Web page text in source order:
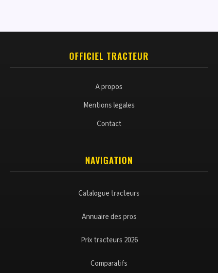
OFFICIEL TRACTEUR
A propos
Mentions legales
Contact
NAVIGATION
Catalogue tracteurs
Annuaire des pros
Prix tracteurs 2026
Comparatifs